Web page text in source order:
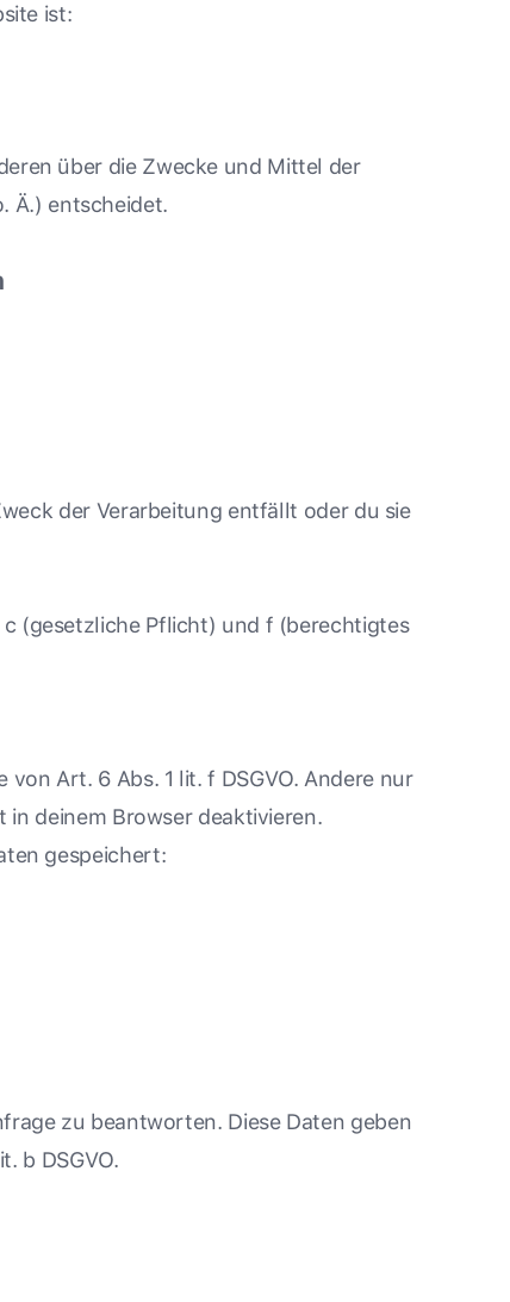
ist:
über die Zwecke und Mittel der
Ä.) entscheidet.
der Verarbeitung entfällt oder du sie
c (gesetzliche Pflicht) und f (berechtigtes
Art. 6 Abs. 1 lit. f DSGVO. Andere nur
in deinem Browser deaktivieren.
gespeichert:
zu beantworten. Diese Daten geben
b DSGVO.